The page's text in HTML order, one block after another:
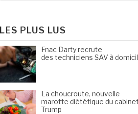
LES PLUS LUS
Fnac Darty recrute
des techniciens SAV à
La choucroute, nouvelle
marotte diététique du cabinet
Trump